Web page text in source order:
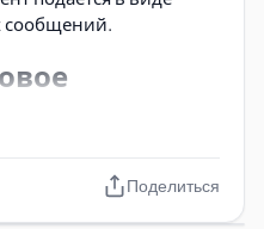
сообщений.
как социальные сети,
Поделиться